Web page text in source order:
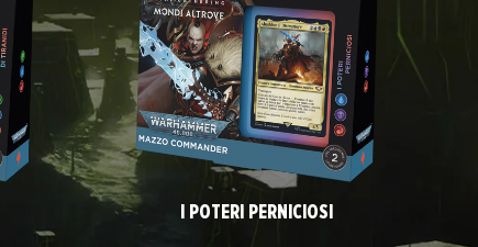
I POTERI PERNICIOSI